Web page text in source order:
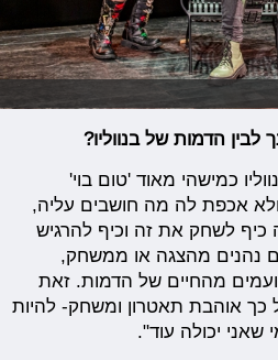
לבין הדמות של בנווליו?
כמישהי מאוד 'טום בוי'
אכפת לה מה חושבים עליה,
לשחק את זה וכיף להרגיש
נהנים מהצגה או ממשחק,
מהחיים של הדמות. זאת
אוהבת תאטרון ומשחק- להיות
יכולה עוד".